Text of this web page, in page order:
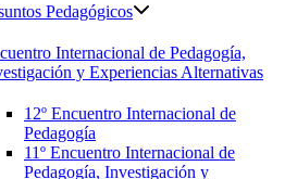
Pedagógicos
Internacional de Pedagogía,
y Experiencias Alternativas
12º Encuentro Internacional de
Pedagogía
11º Encuentro Internacional de
Pedagogía, Investigación y